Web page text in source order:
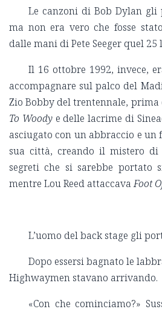
Le canzoni di Bob Dylan gli
ma non era vero che fosse
dalle mani di Pete Seeger quel
Il 16 ottobre 1992, invece,
accompagnare sul palco del
Zio Bobby del trentennale, prima
To Woodye delle lacrime di
asciugato con un abbraccio e un
sua città, creando il mistero
segreti che si sarebbe portato
mentre Lou Reed attaccavaFoot
L’uomo del back stage gli
Dopo essersi bagnato le
Highwaymen stavano arrivando.
«Con che cominciamo?»